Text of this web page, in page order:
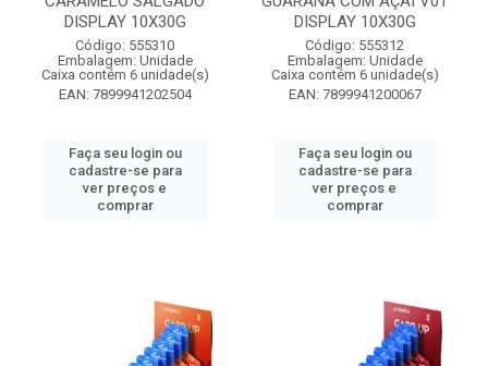
DISPLAY 10X30G
Código: 555310
Embalagem: Unidade
Caixa contém 6 unidade(s)
EAN: 7899941202504
Faça seu login ou
cadastre-se para
ver preços e
comprar
DISPLAY 10X30G
Código: 555312
Embalagem: Unidade
Caixa contém 6 unidade(s)
EAN: 7899941200067
Faça seu login ou
cadastre-se para
ver preços e
comprar